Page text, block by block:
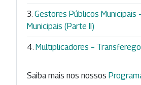
Gestores Públicos Municipais
Municipais (Parte II)
Multiplicadores –
Saiba mais nos nossos